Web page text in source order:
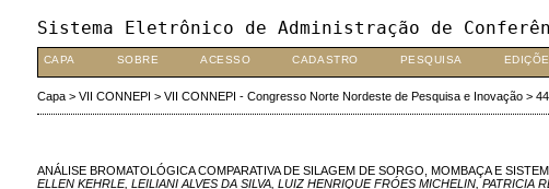
Sistema Eletrônico de Administração de
CAPA SOBRE ACESSO CADASTRO PESQUISA
Capa> VII CONNEPI > VII CONNEPI - Congresso Norte Nordeste de Pesquisa e Inovação>
ANÁLISE BROMATOLÓGICA COMPARATIVA DE SILAGEM DE SORGO, MOMBAÇA E
ELLEN KEHRLE, LEILIANI ALVES DA SILVA, LUIZ HENRIQUE FRÓES MICHELIN,